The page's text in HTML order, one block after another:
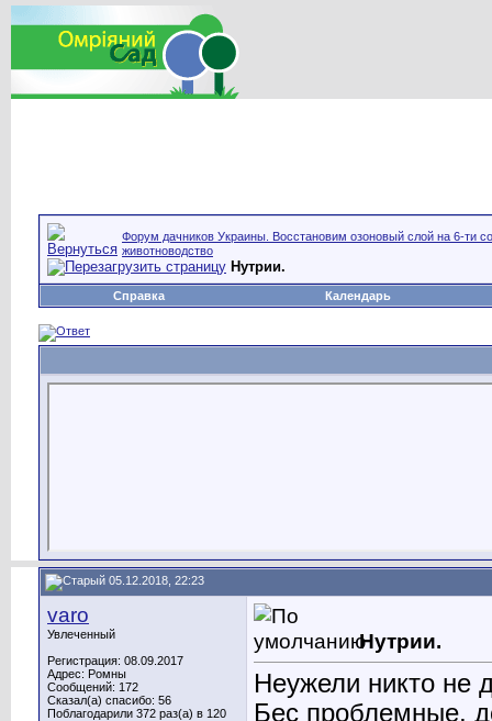
Форум дачников Украины. Восстановим озоновый слой на 6-ти
животноводство
Нутрии.
Справка Календарь
05.12.2018, 22:23
varo
Увлеченный
Регистрация: 08.09.2017
Адрес: Ромны
Сообщений: 172
Сказал(а) спасибо: 56
Поблагодарили 372 раз(а) в 120
Нутрии.
Неужели никто не
Бес проблемные,